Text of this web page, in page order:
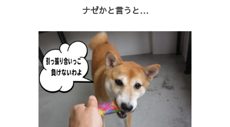
ナゼかと言うと…